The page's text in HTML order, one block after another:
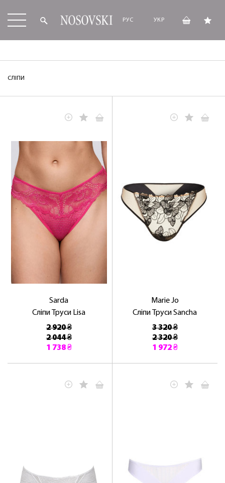
РУС УКР
СЛІПИ
Sarda
Сліпи Труси Lisa
2 920 ₴
2 044 ₴
1 738 ₴
Marie Jo
Сліпи Труси Sancha
3 320 ₴
2 320 ₴
1 972 ₴